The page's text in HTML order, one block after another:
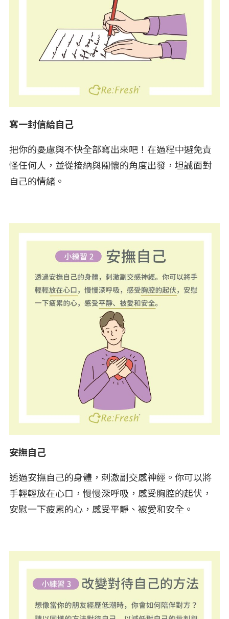
寫一封信給自己
把你的憂慮與不快全部寫出來吧！在過程中避免責
怪任何人，並從接納與關懷的角度出發，坦誠面對
自己的情緒。
安撫自己
透過安撫自己的身體，刺激副交感神經。你可以將
手輕輕放在心口，慢慢深呼吸，感受胸腔的起伏，
安慰一下疲累的心，感受平靜、被愛和安全。